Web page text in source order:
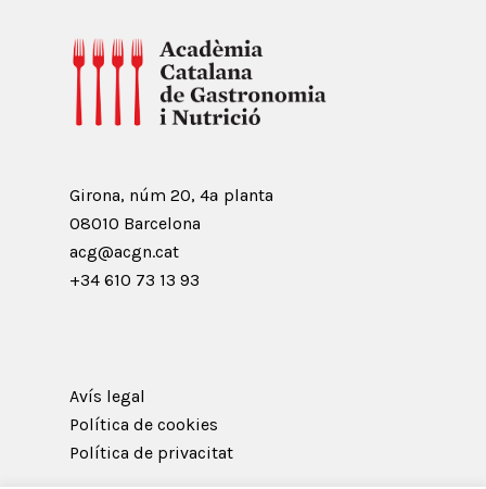
Girona, núm 20, 4ª planta
08010 Barcelona
acg@acgn.cat
+34 610 73 13 93
Avís legal
Política de cookies
Política de privacitat